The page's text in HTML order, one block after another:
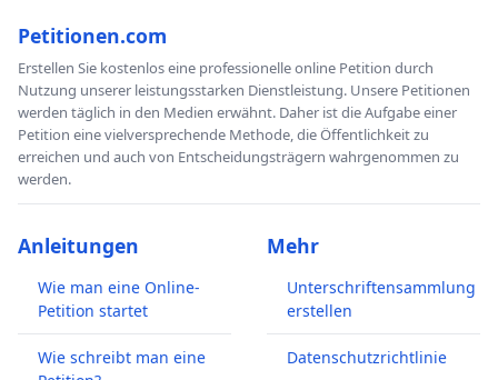
Petitionen.com
Erstellen Sie kostenlos eine professionelle online Petition durch
Nutzung unserer leistungsstarken Dienstleistung. Unsere Petitionen
werden täglich in den Medien erwähnt. Daher ist die Aufgabe einer
Petition eine vielversprechende Methode, die Öffentlichkeit zu
erreichen und auch von Entscheidungsträgern wahrgenommen zu
werden.
Anleitungen
Wie man eine Online-
Petition startet
Wie schreibt man eine
Mehr
Unterschriftensammlung
erstellen
Datenschutzrichtlinie